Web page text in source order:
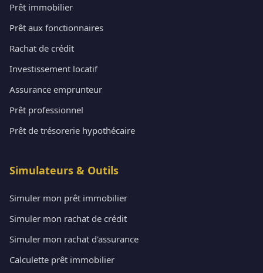
Prêt immobilier
Prêt aux fonctionnaires
Rachat de crédit
Investissement locatif
Assurance emprunteur
Prêt professionnel
Prêt de trésorerie hypothécaire
Simulateurs & Outils
Simuler mon prêt immobilier
Simuler mon rachat de crédit
Simuler mon rachat d'assurance
Calculette prêt immobilier